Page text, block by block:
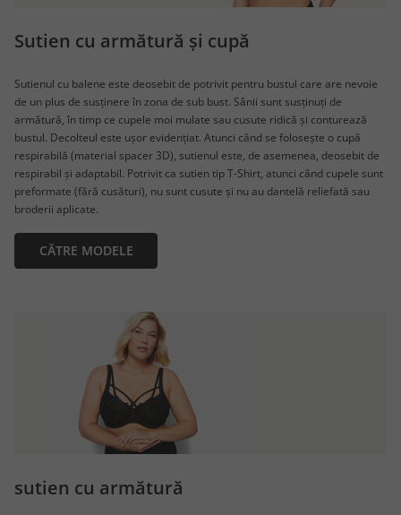
Sutien cu armătură și cupă
Sutienul cu balene este deosebit de potrivit pentru bustul care are nevoie
de un plus de susținere în zona de sub bust. Sânii sunt susținuți de
armătură, în timp ce cupele moi mulate sau cusute ridică și conturează
bustul. Decolteul este ușor evidențiat. Atunci când se folosește o cupă
respirabilă (material spacer 3D), sutienul este, de asemenea, deosebit de
respirabil și adaptabil. Potrivit ca sutien tip T-Shirt, atunci când cupele sunt
preformate (fără cusături), nu sunt cusute și nu au dantelă reliefată sau
broderii aplicate.
CĂTRE MODELE
sutien cu armătură